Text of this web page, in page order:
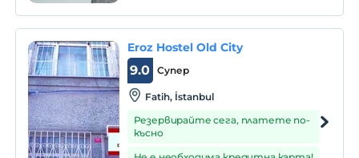
Eroz Hostel Old City
Супер
9.0
Fatih, İstanbul
Резервирайте сега, платете по-
късно